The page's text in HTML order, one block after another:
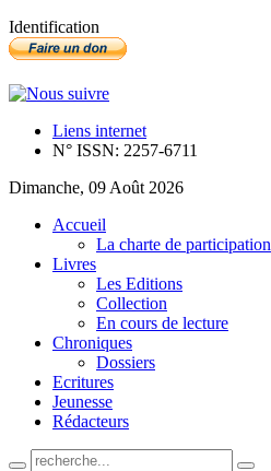
Identification
Liens internet
N° ISSN: 2257-6711
Dimanche, 09 Août 2026
Accueil
La charte de participation
Livres
Les Editions
Collection
En cours de lecture
Chroniques
Dossiers
Ecritures
Jeunesse
Rédacteurs